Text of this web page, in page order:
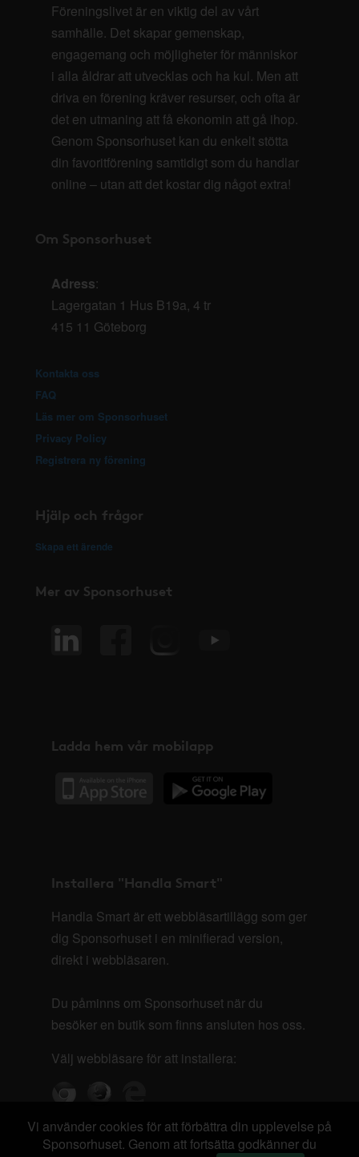
Föreningslivet är en viktig del av vårt
samhälle. Det skapar gemenskap,
engagemang och möjligheter för människor
i alla åldrar att utvecklas och ha kul. Men att
driva en förening kräver resurser, och ofta är
det en utmaning att få ekonomin att gå ihop.
Genom Sponsorhuset kan du enkelt stötta
din favoritförening samtidigt som du handlar
online – utan att det kostar dig något extra!
Om Sponsorhuset
Adress:
Lagergatan 1 Hus B19a, 4 tr
415 11 Göteborg
Kontakta oss
FAQ
Läs mer om Sponsorhuset
Privacy Policy
Registrera ny förening
Hjälp och frågor
Skapa ett ärende
Mer av Sponsorhuset
Ladda hem vår mobilapp
Installera "Handla Smart"
Handla Smart är ett webbläsartillägg som ger
dig Sponsorhuset i en minifierad version,
direkt i webbläsaren.
Du påminns om Sponsorhuset när du
besöker en butik som finns ansluten hos oss.
Välj webbläsare för att installera:
Vi använder cookies för att förbättra din upplevelse på
Sponsorhuset. Genom att fortsätta godkänner du